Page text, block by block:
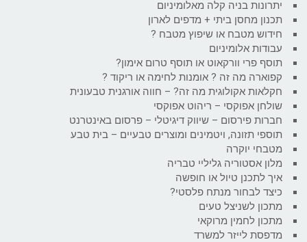
יתרונות בניה קלה מאלומיניום
תכנון מחסן ביתי + מדפים לארון
חידוש מטבח או שיפוץ מטבח ?
עבודות אלומיניום
תוסף פרי וורקאוט או תוסף טרום אימון?
קפוארה מה זה ? אומנות לחימה או ריקוד ?
חקלאות אקולוגית מה זה? – חווה אורגנית טבעונית
שולחן אפוקסי – ריהוט אפוקסי
חברות פירסום – שיווק דיגיטלי – פרסום באינטרנט
תוספי תזונה, ויטמינים ומוצרים טבעיים – בית טבע
מטבחי יוקרה
מלון אסטוריה גליליי טבריה
איך לתכנן טיול או חופשה
כיצד לבחור מנתח פלסטי?
מתכון לשניצל טעים
מתכון לחמין מרוקאי
מדפסת לייזר למשרד